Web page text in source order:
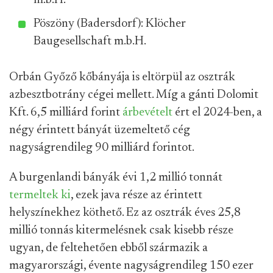
Pöszöny (Badersdorf): Klöcher
Baugesellschaft m.b.H.
Orbán Győző kőbányája is eltörpül az osztrák
azbesztbotrány cégei mellett. Míg a gánti Dolomit
Kft. 6,5 milliárd forint árbevételt ért el 2024-ben, a
négy érintett bányát üzemeltető cég
nagyságrendileg 90 milliárd forintot.
A burgenlandi bányák évi 1,2 millió tonnát
termeltek ki, ezek java része az érintett
helyszínekhez köthető. Ez az osztrák éves 25,8
millió tonnás kitermelésnek csak kisebb része
ugyan, de feltehetően ebből származik a
magyarországi, évente nagyságrendileg 150 ezer